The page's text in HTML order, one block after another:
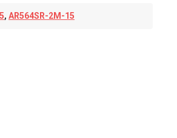
, AR564SR-2M-15